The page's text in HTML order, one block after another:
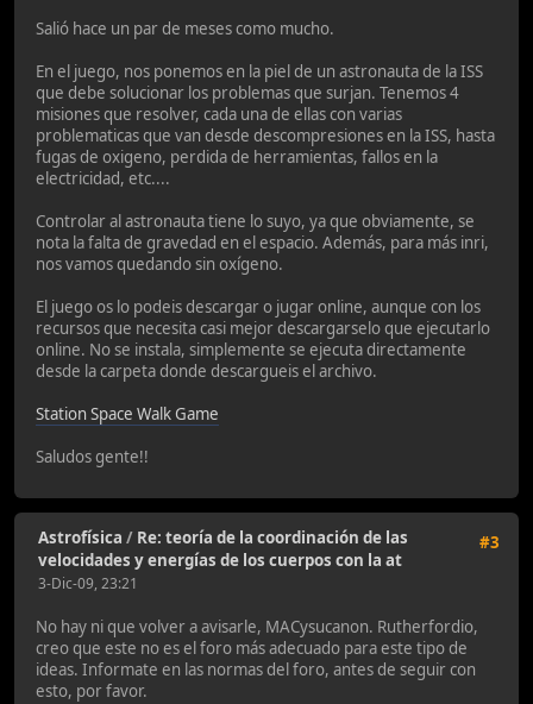
Salió hace un par de meses como mucho.
En el juego, nos ponemos en la piel de un astronauta de la ISS
que debe solucionar los problemas que surjan. Tenemos 4
misiones que resolver, cada una de ellas con varias
problematicas que van desde descompresiones en la ISS, hasta
fugas de oxigeno, perdida de herramientas, fallos en la
electricidad, etc....
Controlar al astronauta tiene lo suyo, ya que obviamente, se
nota la falta de gravedad en el espacio. Además, para más inri,
nos vamos quedando sin oxígeno.
El juego os lo podeis descargar o jugar online, aunque con los
recursos que necesita casi mejor descargarselo que ejecutarlo
online. No se instala, simplemente se ejecuta directamente
desde la carpeta donde descargueis el archivo.
Station Space Walk Game
Saludos gente!!
#3
Astrofísica / Re: teoría de la coordinación de las
velocidades y energías de los cuerpos con la at
3-Dic-09, 23:21
No hay ni que volver a avisarle, MACysucanon. Rutherfordio,
creo que este no es el foro más adecuado para este tipo de
ideas. Informate en las normas del foro, antes de seguir con
esto, por favor.